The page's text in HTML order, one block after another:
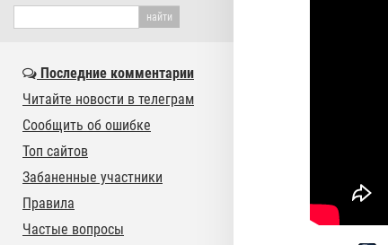
Последние комментарии
Читайте новости в телеграм
Сообщить об ошибке
Топ сайтов
Забаненные участники
Правила
Частые вопросы